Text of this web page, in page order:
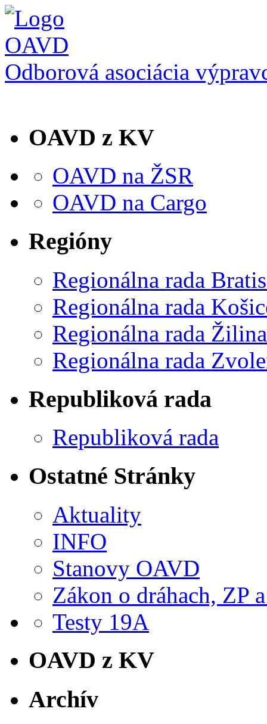
Odborová asociácia
OAVD z KV
OAVD na ŽSR
OAVD na Cargo
Regióny
Regionálna rada
Regionálna rada
Regionálna rada Žilina
Regionálna rada
Republiková rada
Republiková rada
Ostatné Stránky
Aktuality
INFO
Stanovy OAVD
Zákon o dráhach, ZP
Testy 19A
OAVD z KV
Archív